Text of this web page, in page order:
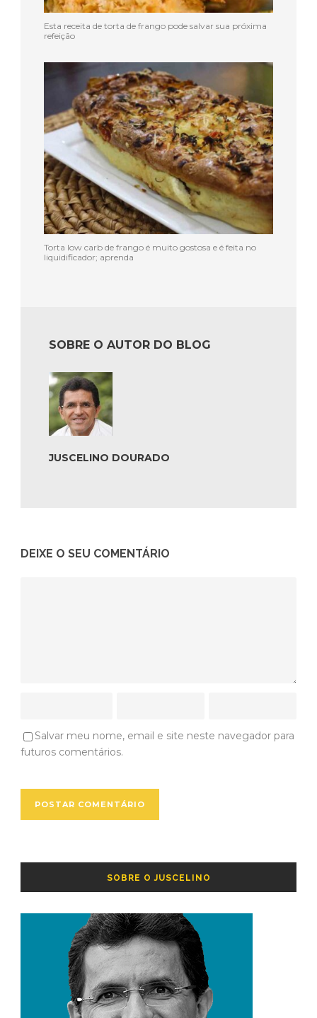
Esta receita de torta de frango pode salvar sua próxima
refeição
Torta low carb de frango é muito gostosa e é feita no
liquidificador; aprenda
SOBRE O AUTOR DO BLOG
JUSCELINO DOURADO
DEIXE O SEU COMENTÁRIO
Salvar meu nome, email e site neste navegador para
futuros comentários.
SOBRE O JUSCELINO